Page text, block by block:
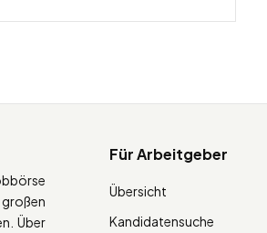
Über
Für Arbeitgeber
Übersicht
Kandidatensuche